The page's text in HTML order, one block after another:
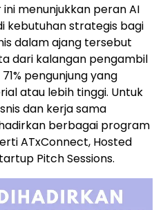
menunjukkan peran AI
kebutuhan strategis bagi
dalam ajang tersebut
dari kalangan pengambil
pengunjung yang
atau lebih tinggi. Untuk
dan kerja sama
berbagai program
ATxConnect, Hosted
Pitch Sessions.